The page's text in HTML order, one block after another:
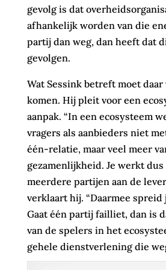
gevolg is dat
afhankelijk worden van die
partij dan weg, dan heeft dat
gevolgen.
Wat Sessink betreft moet
komen. Hij pleit voor een
aanpak. “In een ecosysteem
vragers als aanbieders niet
één-relatie, maar veel meer
gezamenlijkheid. Je werkt dus
meerdere partijen aan de
verklaart hij. “Daarmee spreid
Gaat één partij failliet, dan is
van de spelers in het
gehele dienstverlening die